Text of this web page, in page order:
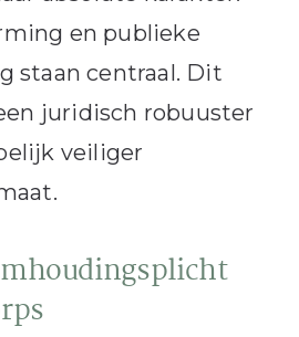
en publieke
staan centraal. Dit
juridisch robuuster
veiliger